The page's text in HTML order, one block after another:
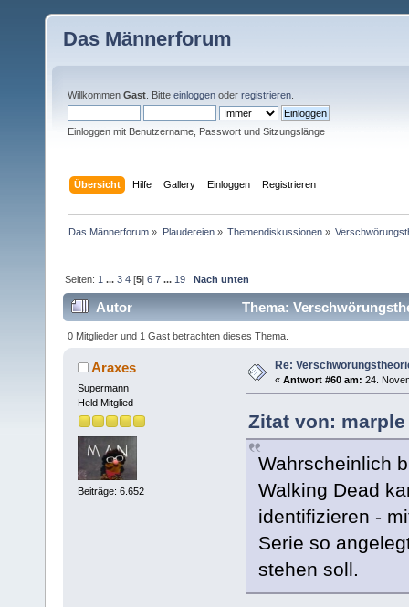
Das Männerforum
Willkommen Gast . Bitte einloggen oder registrieren
Einloggen mit Benutzername, Passwort und Sitzungslänge
Übersicht Hilfe Gallery Einloggen Registrieren
Das Männerforum » Plaudereien» Themendiskussionen»
Seiten: 1 ...3 4 [5]6 7 ... 19 Nach unten
Autor Thema:
0 Mitglieder und 1 Gast betrachten dieses Thema.
Araxes
Supermann
Held Mitglied
Beiträge: 6.652
Re:
« Antwort #60 am: 24.
Zitat von: marple
Wahrscheinlich
Walking Dead
identifizieren -
Serie so
stehen soll.